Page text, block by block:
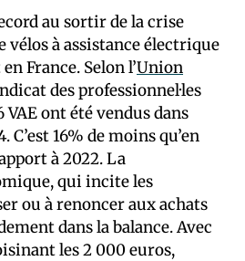
au sortir de la crise
vélos à assistance électrique
France. Selon l’Union
des professionnel·les
VAE ont été vendus dans
C’est 16% de moins qu’en
à 2022. La
qui incite les
ou à renoncer aux achats
dans la balance. Avec
les 2 000 euros,